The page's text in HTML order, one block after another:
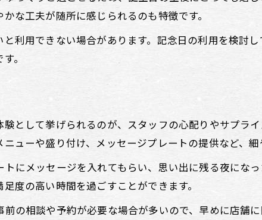
居酒屋のおもてなしで思い出深い誕生日を
大切な記念日に居酒屋で味わう充実時間
居酒屋で迎える大切な記念日の充実ポイント
充実した時間を過ごせる居酒屋の魅力を解説
大切な日に訪れたい居酒屋の選び方とポイント
居酒屋選びで失敗しないコツと確認ポイント
誕生日祝いに最適な居酒屋選びの基準とは
居酒屋選びで押さえるべき日本料理の質
な工夫が随所に感じられるのも特徴です。
利用できない場合があります。記念日の利用を検討
。
として挙げられるのが、スタッフの心配りやサプラ
ューや盛り付け、メッセージプレートの提供など、細
にメッセージを入れてもらい、思い出に残る夜にな
度の高い時間を過ごすことができます。
の相談や予約が必要な場合が多いので、早めに店舗